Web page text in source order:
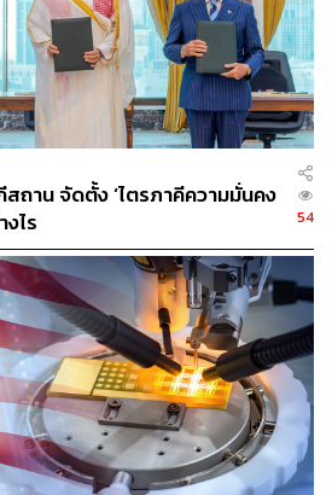
นีก๊าซ Habshan ในกรุงอาบูดาบี
ซาอุดีอาระเบียระบุว่าโรงกลั่น
มตีเช่นกัน โดยทางการซาอุฯ
เชื่อใจเพียงน้อยนิดที่เหลืออยู่ใน
างสิ้นเชิงแล้ว”
ระธานาธิบดีสหรัฐฯ ออกมาวิพากษ์
เอลต่อแหล่งก๊าซ South Pars
ให้เตหะรานเปิดฉากตอบโต้ใส่
านทั่วอ่าวเปอร์เซีย พร้อมระบุว่า
การโจมตีครั้งนี้ และประเทศกาตาร์
รูปแบบใดๆ ทั้งสิ้น
นถึงอิหร่าน โดยระบุว่า อิสราเอล
Pars ที่มีความสำคัญและมีค่า
ยกเว้นแต่ว่าอิหร่านจะตัดสินใจอย่าง
ริสุทธิ์อย่าง กาตาร์ อีกครั้ง”
สถาน จัดตั้ง ‘ไตรภาคีความมั่นคง
ไร
54